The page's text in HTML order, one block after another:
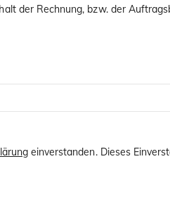
der Rechnung, bzw. der
einverstanden. Dieses